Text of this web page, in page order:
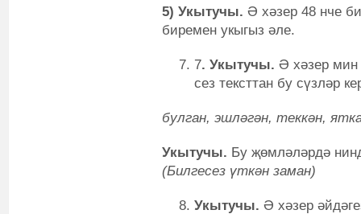
5) Укытучы. Ә хәзер 48 нче
биремен укыгыз әле.
7. Укытучы. Ә хәзер мин
сез тексттан бу сүзләр
булган, эшләгән, теккән,
Укытучы. Бу җөмләләрдә
(Билгесез үткән заман)
Укытучы. Ә хәзер